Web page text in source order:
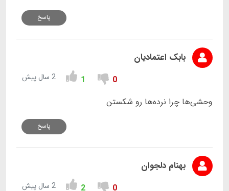
پاسخ
بابک اعتمادیان
0
1 2 سال پیش
وحشی‌ها چرا نرده‌ها رو شکستن
پاسخ
بهنام دلجوان
0
2 2 سال پیش